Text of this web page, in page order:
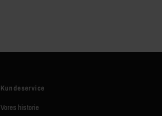
Kundeservice
Vores historie